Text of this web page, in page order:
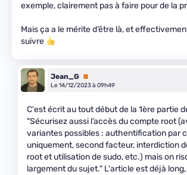
exemple, clairement pas à faire pour de la
Mais ça a le mérite d’être là, et
suivre
Jean_G
Premium
Le 14/12/2023 à 09h49
C'est écrit au tout début de la 1ère partie
"Sécurisez aussi l’accès du compte root
variantes possibles : authentification par
uniquement, second facteur, interdiction
root et utilisation de sudo, etc.) mais on
largement du sujet." L'article est déjà